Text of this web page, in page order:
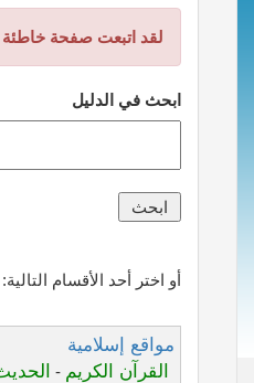
لقد اتبعت صفحة خاطئة
ابحث في الدليل
أو اختر أحد الأقسام التالية:
مواقع إسلامية
القرآن الكريم -